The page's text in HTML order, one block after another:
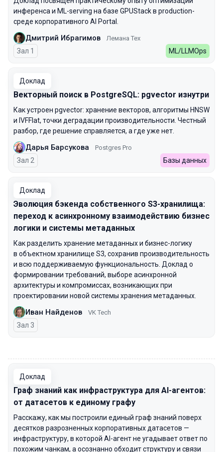
инференса и ML-serving на базе GPUStack в production-
среде корпоративного AI Portal.
Дмитрий Ибрагимов Лемана Тех
Зал 1 ML/LLMOps
Доклад
Векторный поиск в PostgreSQL: pgvector изнутри
Как устроен pgvector: хранение векторов, алгоритмы HNSW
и IVFFlat, точки деградации производительности. Честный
разбор, где решение справляется, а где уже нет.
Дарья Барсукова Postgres Pro
Зал 2 Базы данных
Доклад
Эволюция бэкенда собственного S3-хранилища:
переход к асинхронному взаимодействию бизнес
логики и системы метаданных
Как разделить хранение метаданных и бизнес-логику
в объектном хранилище S3, сохранив производительность
и всю поддерживаемую функциональность. Доклад о
формировании требований, выборе асинхронной
архитектуры и компромиссах, возникающих при
проектировании новой системы хранения метаданных.
Иван Найденов VK Tech
Зал 3
Доклад
Граф знаний как инфраструктура для AI-агентов:
от датасетов к единому графу
Расскажу, как мы построили единый граф знаний поверх
десятков разрозненных корпоративных датасетов —
инфраструктуру, в которой AI-агент не угадывает ответ по
похожим чанкам, а осознанно обходит структуру и связи